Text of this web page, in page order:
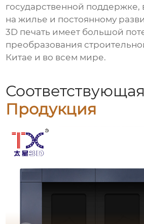
государственной поддержке,
на жилье и постоянному
3D печать имеет большой
преобразования
Китае и во всем мире.
Соответствующая
Продукция